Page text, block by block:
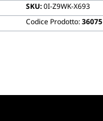
SKU:0I-Z9WK-X693
Codice Prodotto:36075